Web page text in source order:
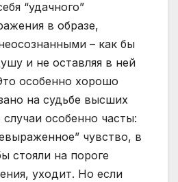
“удачного”
в образе,
– как бы
и не оставляя в ней
особенно хорошо
на судьбе высших
случаи особенно часты:
чувство, в
стояли на пороге
уходит. Но если